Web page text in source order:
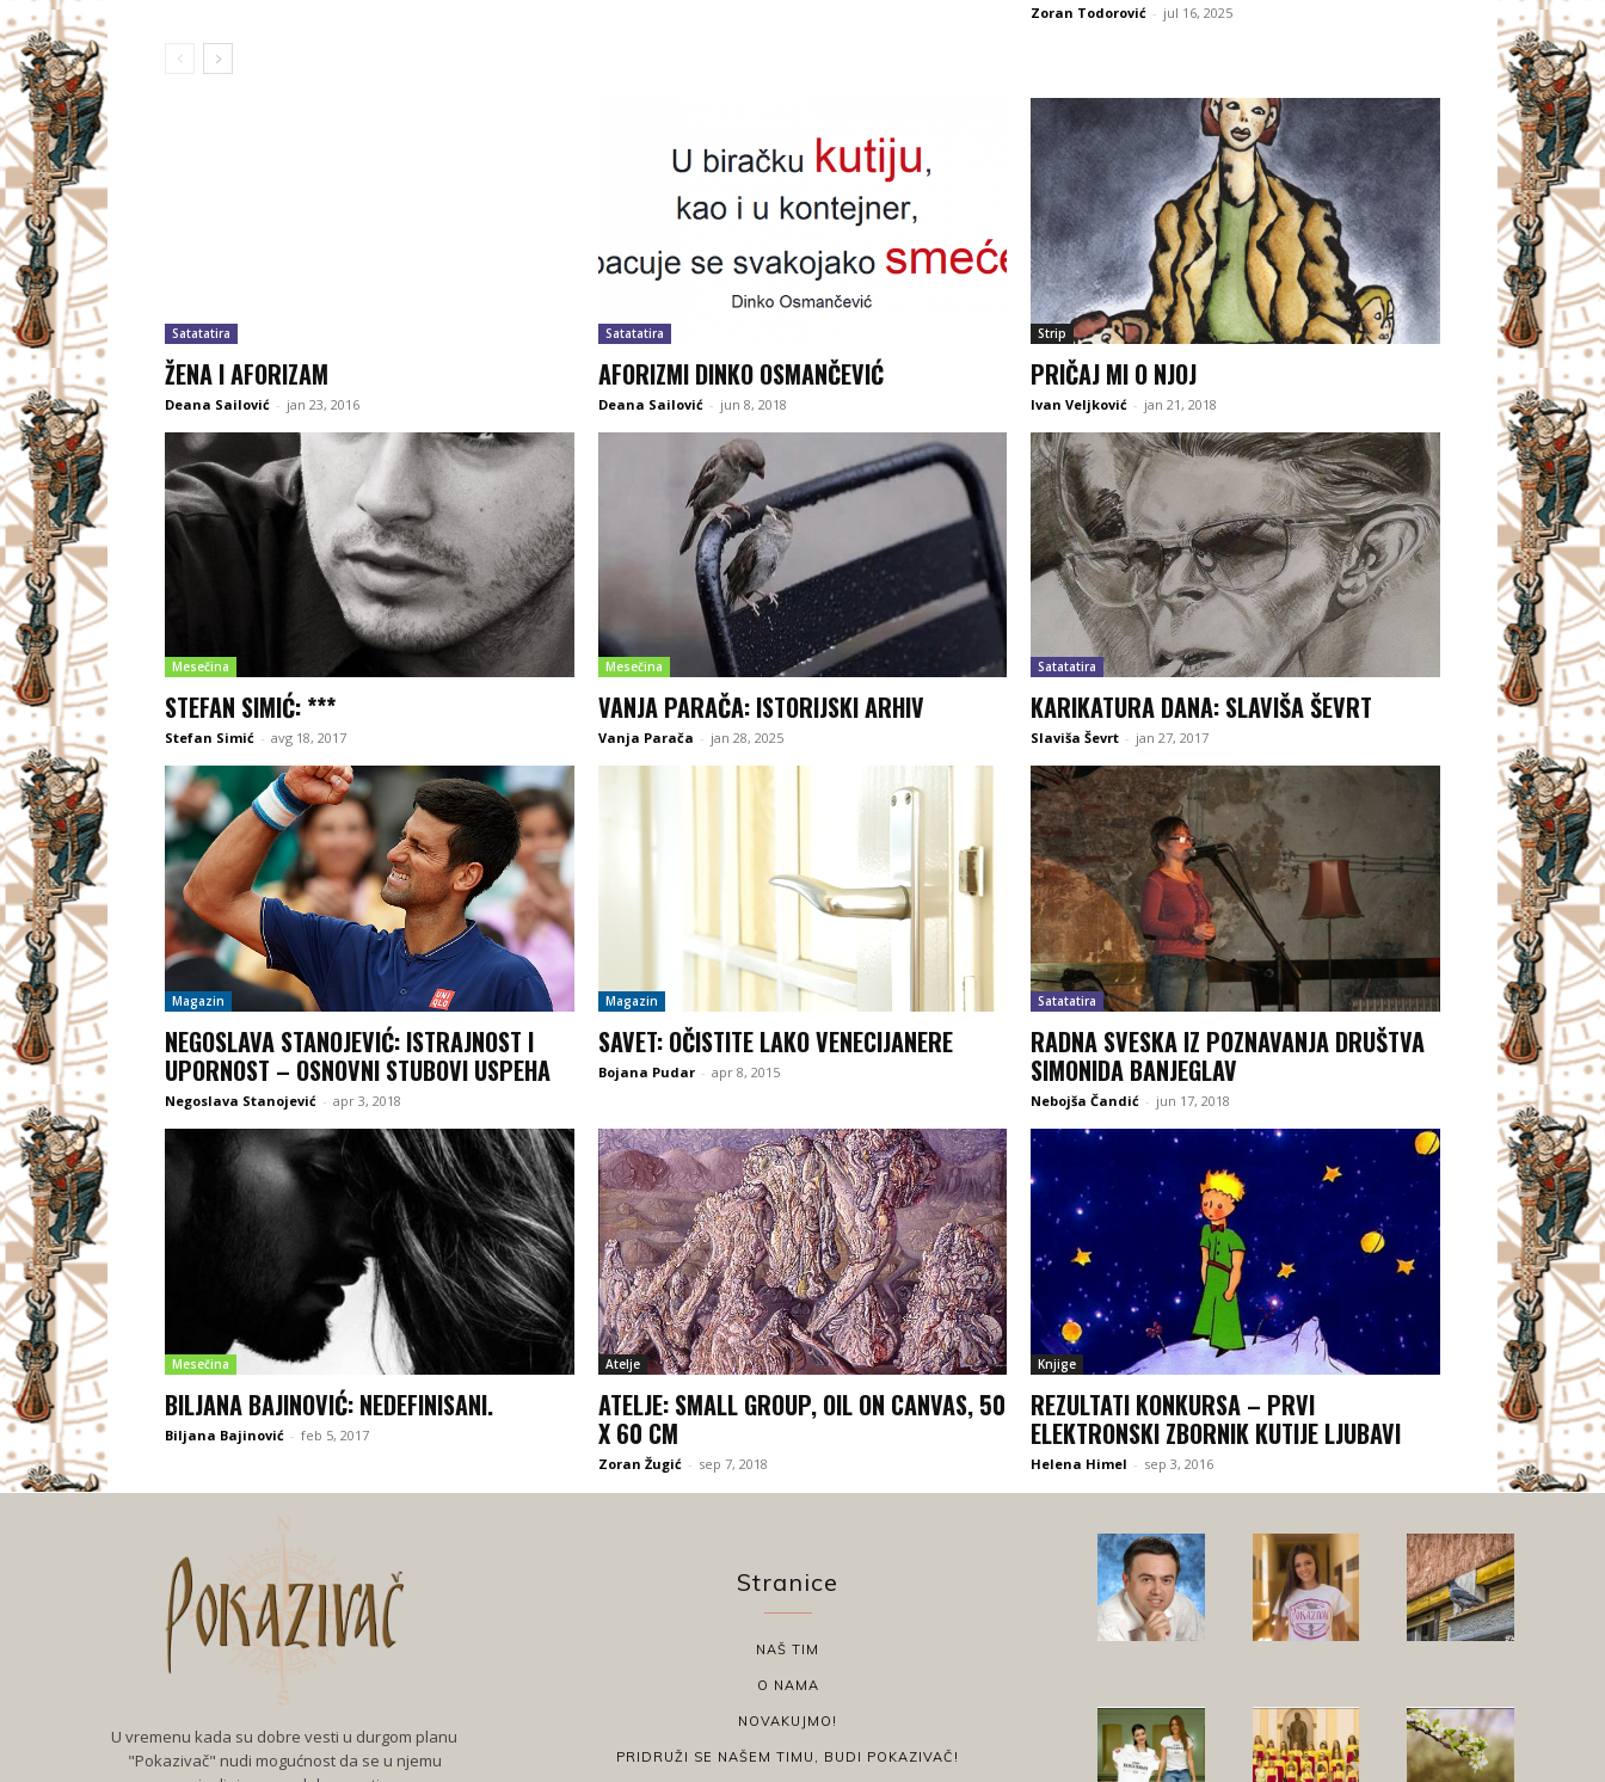
Zoran Todorović - jul 16, 2025
Satatatira
ŽENA I AFORIZAM
Deana Sailović - jan 23, 2016
Satatatira
AFORIZMI DINKO OSMANČEVIĆ
Deana Sailović - jun 8, 2018
Strip
PRIČAJ MI O NJOJ
Ivan Veljković - jan 21, 2018
Mesečina
STEFAN SIMIĆ: ***
Stefan Simić - avg 18, 2017
Mesečina
VANJA PARAČA: ISTORIJSKI ARHIV
Vanja Parača - jan 28, 2025
Satatatira
KARIKATURA DANA: SLAVIŠA ŠEVRT
Slaviša Ševrt - jan 27, 2017
Magazin
NEGOSLAVA STANOJEVIĆ: ISTRAJNOST I
UPORNOST – OSNOVNI STUBOVI USPEHA
Negoslava Stanojević - apr 3, 2018
Magazin
SAVET: OČISTITE LAKO VENECIJANERE
Bojana Pudar - apr 8, 2015
Satatatira
RADNA SVESKA IZ POZNAVANJA DRUŠTVA
SIMONIDA BANJEGLAV
Nebojša Čandić - jun 17, 2018
Mesečina
BILJANA BAJINOVIĆ: NEDEFINISANI.
Biljana Bajinović - feb 5, 2017
Atelje
ATELJE: SMALL GROUP, OIL ON CANVAS, 50
X 60 CM
Zoran Žugić - sep 7, 2018
Knjige
REZULTATI KONKURSA – PRVI
ELEKTRONSKI ZBORNIK KUTIJE LJUBAVI
Helena Himel - sep 3, 2016
U vremenu kada su dobre vesti u durgom planu
"Pokazivač" nudi mogućnost da se u njemu
Stranice
NAŠ TIM
O NAMA
NOVAKUJMO!
PRIDRUŽI SE NAŠEM TIMU, BUDI POKAZIVAČ!